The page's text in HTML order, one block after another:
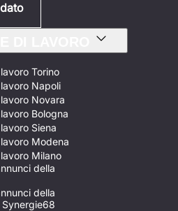
Torino
Napoli
Novara
Bologna
Siena
Modena
Milano
della
della